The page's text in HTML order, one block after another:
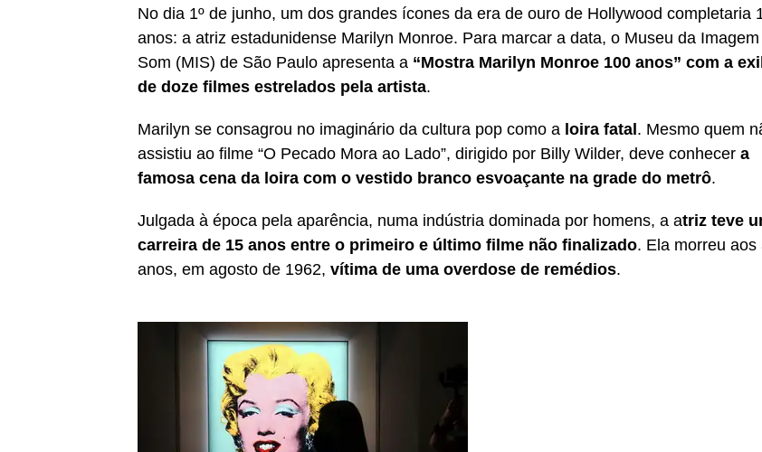
No dia 1º de junho, um dos grandes ícones da era de ouro de Hollywood completaria
anos: a atriz estadunidense Marilyn Monroe. Para marcar a data, o Museu da
Som (MIS) de São Paulo apresenta a “Mostra Marilyn Monroe 100 anos” com a
de doze filmes estrelados pela artista.
Marilyn se consagrou no imaginário da cultura pop como a loira fatal . Mesmo quem
assistiu ao filme “O Pecado Mora ao Lado”, dirigido por Billy Wilder, deve conhecer a
famosa cena da loira com o vestido branco esvoaçante na grade do metrô.
Julgada à época pela aparência, numa indústria dominada por homens, a atriz teve
carreira de 15 anos entre o primeiro e último filme não finalizado. Ela morreu aos
anos, em agosto de 1962, vítima de uma overdose de remédios.